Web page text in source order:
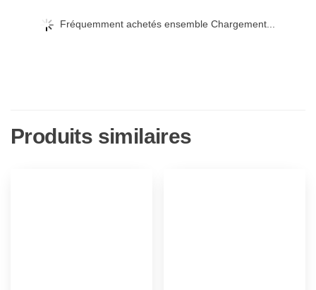
Fréquemment achetés ensemble Chargement...
Produits similaires